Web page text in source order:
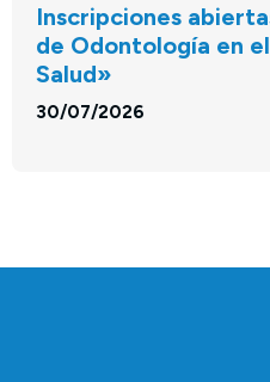
Inscripciones
de Odontología en
Salud»
30/07/2026